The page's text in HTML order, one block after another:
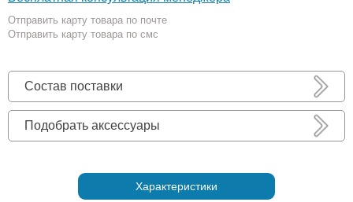
Отправить карту товара по почте
Отправить карту товара по смс
Состав поставки
Подобрать аксессуары
Характеристики